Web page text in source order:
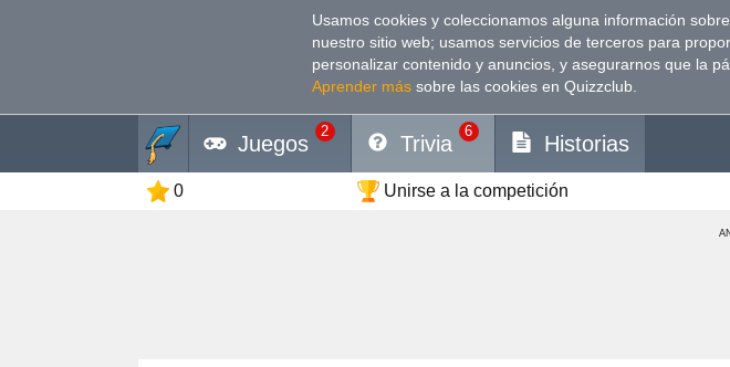
Usamos cookies y coleccionamos alguna información
nuestro sitio web; usamos servicios de terceros para
personalizar contenido y anuncios, y asegurarnos que la
Aprender más sobre las cookies en Quizzclub.
Juegos
2
Trivia
6
Historias
0 Unirse a la competición